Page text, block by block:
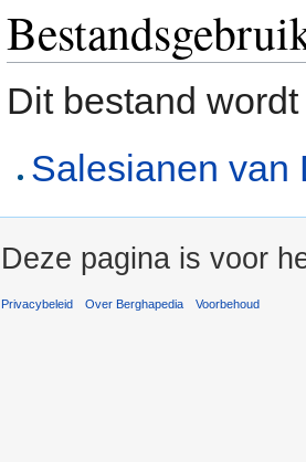
Dit bestand
Salesianen van
Deze pagina is voor
Privacybeleid Over Berghapedia Voorbehoud